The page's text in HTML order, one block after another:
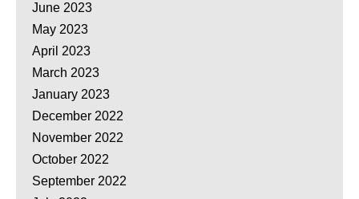
June 2023
May 2023
April 2023
March 2023
January 2023
December 2022
November 2022
October 2022
September 2022